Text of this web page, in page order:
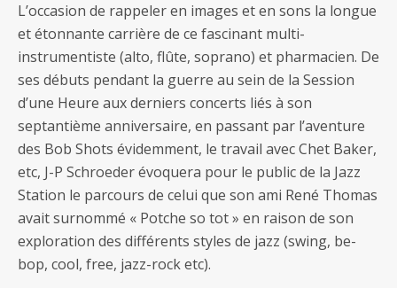
L’occasion de rappeler en images et en sons la longue
et étonnante carrière de ce fascinant multi-
instrumentiste (alto, flûte, soprano) et pharmacien. De
ses débuts pendant la guerre au sein de la Session
d’une Heure aux derniers concerts liés à son
septantième anniversaire, en passant par l’aventure
des Bob Shots évidemment, le travail avec Chet Baker,
etc, J-P Schroeder évoquera pour le public de la Jazz
Station le parcours de celui que son ami René Thomas
avait surnommé « Potche so tot » en raison de son
exploration des différents styles de jazz (swing, be-
bop, cool, free, jazz-rock etc).